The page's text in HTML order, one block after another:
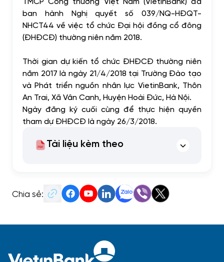
ban hành Nghị quyết số 039/NQ-HĐQT-
NHCT44 về việc tổ chức Đại hội đồng cổ đông
(ĐHĐCĐ) thường niên năm 2018.
Thời gian dự kiến tổ chức ĐHĐCĐ thường niên
năm 2017 là ngày 21/4/2018 tại Trường Đào tạo
và Phát triển nguồn nhân lực VietinBank, Thôn
An Trai, Xã Vân Canh, Huyện Hoài Đức, Hà Nội.
Ngày đăng ký cuối cùng để thực hiện quyền
tham dự ĐHĐCĐ là ngày 26/3/2018.
Tài liệu kèm theo
Chia sẻ: